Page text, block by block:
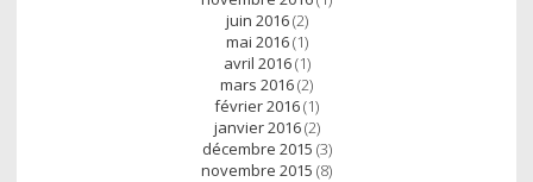
juin 2016(2)
mai 2016(1)
avril 2016(1)
mars 2016(2)
février 2016(1)
janvier 2016(2)
décembre 2015 (3)
novembre 2015 (8)